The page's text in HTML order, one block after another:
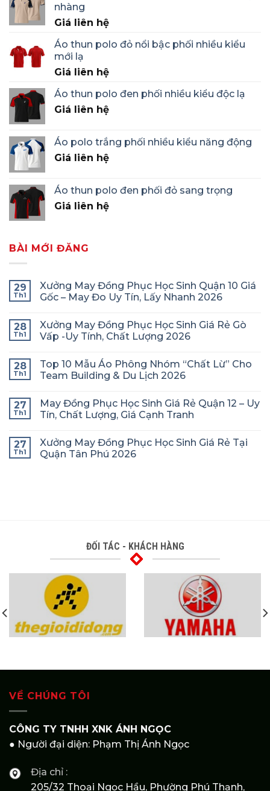
nhàng
Giá liên hệ
Áo thun polo đỏ nổi bậc phối nhiều kiểu
mới lạ
Giá liên hệ
Áo thun polo đen phối nhiều kiểu độc lạ
Giá liên hệ
Áo polo trắng phối nhiều kiểu năng động
Giá liên hệ
Áo thun polo đen phối đỏ sang trọng
Giá liên hệ
BÀI MỚI ĐĂNG
29
Th1
Xưởng May Đồng Phục Học Sinh Quận 10 Giá
Gốc – May Đo Uy Tín, Lấy Nhanh 2026
28
Th1
Xưởng May Đồng Phục Học Sinh Giá Rẻ Gò
Vấp -Uy Tính, Chất Lượng 2026
28
Th1
Top 10 Mẫu Áo Phông Nhóm “Chất Lừ” Cho
Team Building & Du Lịch 2026
27
Th1
May Đồng Phục Học Sinh Giá Rẻ Quận 12 – Uy
Tín, Chất Lượng, Giá Cạnh Tranh
27
Th1
Xưởng May Đồng Phục Học Sinh Giá Rẻ Tại
Quận Tân Phú 2026
ĐỐI TÁC - KHÁCH HÀNG
VỀ CHÚNG TÔI
CÔNG TY TNHH XNK ÁNH NGỌC
● Người đại diện: Phạm Thị Ánh Ngọc
Địa chỉ :
205/32 Thoại Ngọc Hầu, Phường Phú Thạnh,